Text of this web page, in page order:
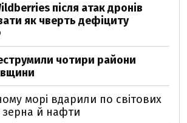
після атак дронів
як чверть дефіциту
чотири райони
морі вдарили по світових
зерна й нафти